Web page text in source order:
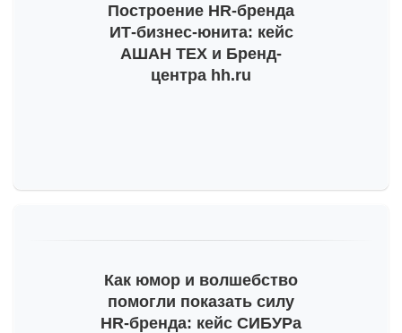
Построение HR-бренда
ИТ-бизнес-юнита: кейс
АШАН ТЕХ и Бренд-
центра hh.ru
Как юмор и волшебство
помогли показать силу
HR-бренда: кейс СИБУРа